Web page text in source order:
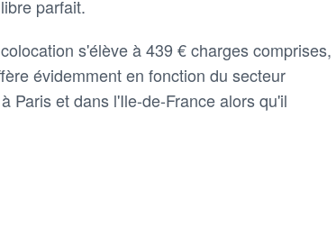
parfait.
s'élève à 439 € charges comprises,
évidemment en fonction du secteur
Paris et dans l'Ile-de-France alors qu'il